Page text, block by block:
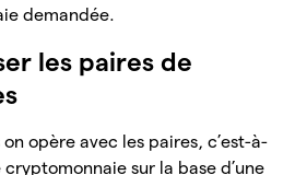
demandée.
les paires de
opère avec les paires, c’est-à-
sur la base d’une